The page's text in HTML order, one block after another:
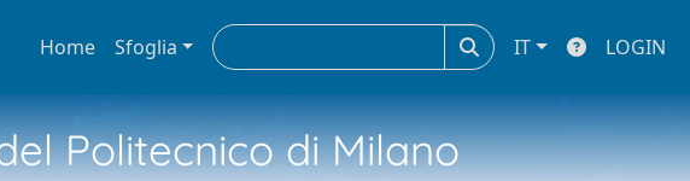
Home Sfoglia IT LOGIN
Politecnico di Milano